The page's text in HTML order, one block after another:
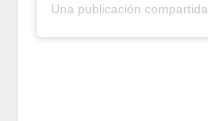
Una publicación